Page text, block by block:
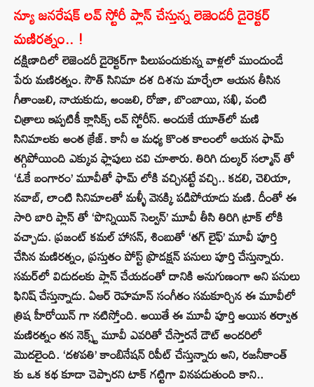
న్యూ జనరేషక్ లవ్ స్టోరీ ప్లాన్ చేస్తున్న లెజెండరీ డైరెక్టర్
మణిరత్నం.. !
దక్షిణాదిలో లెజెండరీ డైరెక్టర్‌గా పిలుపందుకున్న వాళ్లలో ముందుండే
పేరు మణిరత్నం. సౌత్ సినిమా దశ దిశను మార్చేలా ఆయన తీసిన
గీతాంజలి, నాయకుడు, అంజలి, రోజా, బొంబాయి, సఖి, వంటి
చిత్రాలు ఇప్పటికీ క్లాసిక్స్ లవ్ స్టోరీస్. అందుకే యూత్‌లో మణి
సినిమాలకు అంత క్రేజ్. కానీ ఆ మధ్య కొంత కాలంలో ఆయన ఫామ్
తగ్గిపోయింది ఎక్కువ ఫ్లాపులు చవి చూశారు. తిరిగి దుల్కర్ సల్మాన్ తో
‘ఓకే బంగారం’ మూవీతో ఫామ్ లోకి వచ్చినట్టే వచ్చి.. కడలి, చెలియా,
నవాబ్, లాంటి సినిమాలతో మళ్ళీ వెనక్కి పడిపోయాడు మణి. దీంతో ఈ
సారి బారి ప్లాన్ తో ‘పొన్నియిన్ సెల్వన్’ మూవీ తీసి తిరిగి ట్రాక్ లోకి
వచ్చాడు. ప్రజంట్ కమల్ హాసన్, శింబుతో ‘తగ్ లైఫ్’ మూవీ పూర్తి
చేసిన మణిరత్నం, ప్రస్తుతం పోస్ట్ ప్రొడక్షన్ పనులు పూర్తి చేస్తున్నారు.
సమర్‌లో విడుదలకు ప్లాన్ చేయడంతో దానికి అనుగుణంగా అని పనులు
ఫినిష్ చేస్తున్నాడు. ఏఆర్ రెహమాన్ సంగీతం సమకూర్చిన ఈ మూవీలో
త్రిష హీరోయిన్ గా నటిస్తోంది. అయితే ఈ మూవీ పూర్తి అయిన తర్వాత
మణిరత్నం తన నెక్స్ట్ మూవీ ఎవరితో చేస్తారనే డౌట్ అందరిలో
మొదలైంది. ‘దళపతి’ కాంబినేషన్ రిపీట్ చేస్తున్నారు అని, రజనీకాంత్
కు ఒక కథ కూడా చెప్పారని టాక్ గట్టిగా వినపడుతుంది కాని..